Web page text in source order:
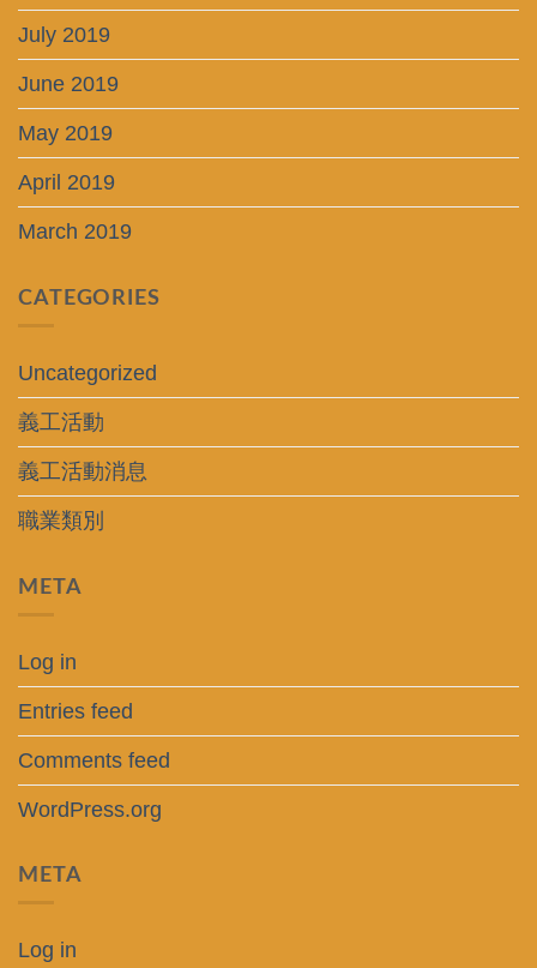
July 2019
June 2019
May 2019
April 2019
March 2019
CATEGORIES
Uncategorized
義工活動
義工活動消息
職業類別
META
Log in
Entries feed
Comments feed
WordPress.org
META
Log in